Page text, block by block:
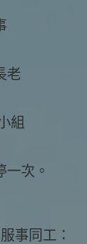
老
組
一次。
事同工：